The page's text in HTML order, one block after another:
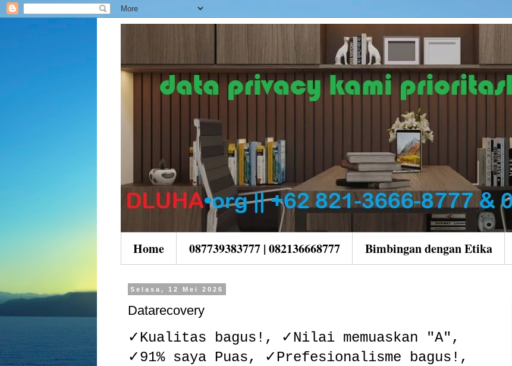
Home 087739383777 | 082136668777 Bimbingan dengan Etika
Selasa, 12 Mei 2026
Datarecovery
✓Kualitas bagus!, ✓Nilai memuaskan "A",
✓91% saya Puas, ✓Prefesionalisme bagus!,